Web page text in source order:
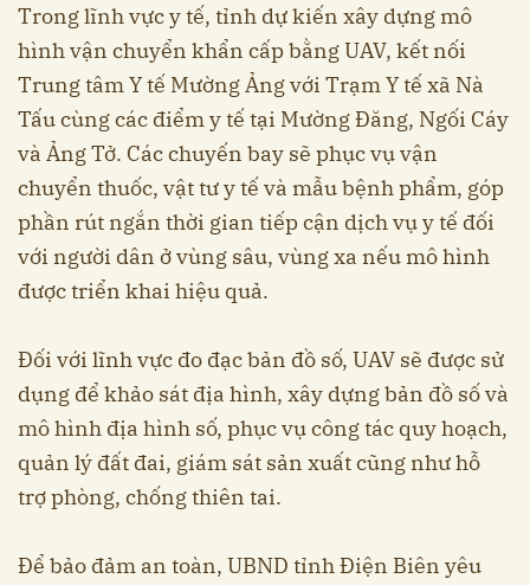
Trong lĩnh vực y tế, tỉnh dự kiến xây dựng mô
hình vận chuyển khẩn cấp bằng UAV, kết nối
Trung tâm Y tế Mường Ảng với Trạm Y tế xã Nà
Tấu cùng các điểm y tế tại Mường Đăng, Ngối Cáy
và Ảng Tở. Các chuyến bay sẽ phục vụ vận
chuyển thuốc, vật tư y tế và mẫu bệnh phẩm, góp
phần rút ngắn thời gian tiếp cận dịch vụ y tế đối
với người dân ở vùng sâu, vùng xa nếu mô hình
được triển khai hiệu quả.
Đối với lĩnh vực đo đạc bản đồ số, UAV sẽ được sử
dụng để khảo sát địa hình, xây dựng bản đồ số và
mô hình địa hình số, phục vụ công tác quy hoạch,
quản lý đất đai, giám sát sản xuất cũng như hỗ
trợ phòng, chống thiên tai.
Để bảo đảm an toàn, UBND tỉnh Điện Biên yêu